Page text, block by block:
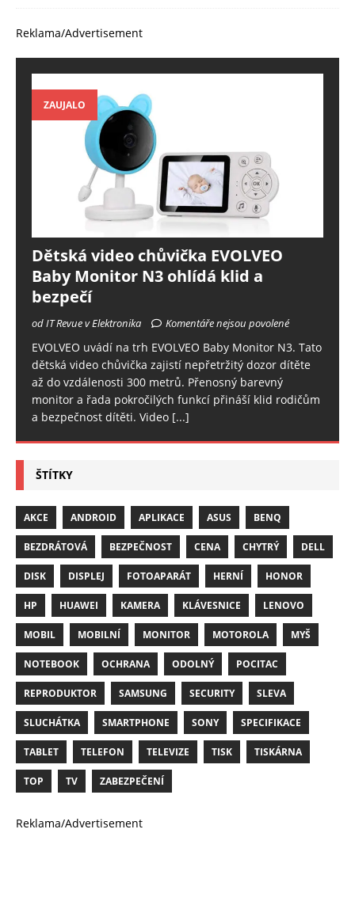
Reklama/Advertisement
ZAUJALO
Dětská video chůvička EVOLVEO
Baby Monitor N3 ohlídá klid a
bezpečí
od IT Revue v Elektronika Komentáře nejsou povolené
EVOLVEO uvádí na trh EVOLVEO Baby Monitor N3. Tato
dětská video chůvička zajistí nepřetržitý dozor dítěte
až do vzdálenosti 300 metrů. Přenosný barevný
monitor a řada pokročilých funkcí přináší klid rodičům
a bezpečnost dítěti. Video [...]
ŠTÍTKY
AKCE ANDROID APLIKACE ASUS BENQ
BEZDRÁTOVÁ BEZPEČNOST CENA CHYTRÝ DELL
DISK DISPLEJ FOTOAPARÁT HERNÍ HONOR
HP HUAWEI KAMERA KLÁVESNICE LENOVO
MOBIL MOBILNÍ MONITOR MOTOROLA MYŠ
NOTEBOOK OCHRANA ODOLNÝ POCITAC
REPRODUKTOR SAMSUNG SECURITY SLEVA
SLUCHÁTKA SMARTPHONE SONY SPECIFIKACE
TABLET TELEFON TELEVIZE TISK TISKÁRNA
TOP TV ZABEZPEČENÍ
Reklama/Advertisement